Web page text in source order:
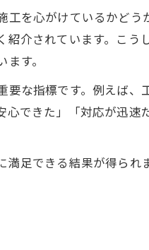
業者に相談するメリット
いための事前チェック項
する際のチェックポイ
える依頼の秘訣
を心がけているかど
介されています。こ
す。
な指標です。例えば
できた」「対応が迅
足できる結果が得ら